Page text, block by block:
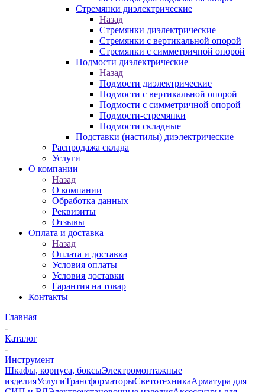
Стремянки диэлектрические
Назад
Стремянки диэлектрические
Стремянки с вертикальной опорой
Стремянки с симметричной опорой
Подмости диэлектрические
Назад
Подмости диэлектрические
Подмости с вертикальной опорой
Подмости с симметричной опорой
Подмости-стремянки
Подмости складные
Подставки (настилы) диэлектрические
Распродажа склада
Услуги
О компании
Назад
О компании
Обработка данных
Реквизиты
Отзывы
Оплата и доставка
Назад
Оплата и доставка
Условия оплаты
Условия доставки
Гарантия на товар
Контакты
Главная
-
Каталог
-
Инструмент
Шкафы, корпуса, боксыЭлектромонтажные
изделияУслугиТрансформаторыСветотехникаАрматура для